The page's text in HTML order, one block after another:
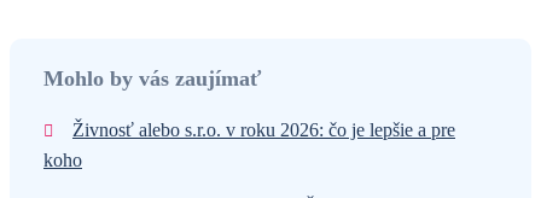
Mohlo by vás zaujímať
Živnosť alebo s.r.o. v roku 2026: čo je lepšie a pre
koho